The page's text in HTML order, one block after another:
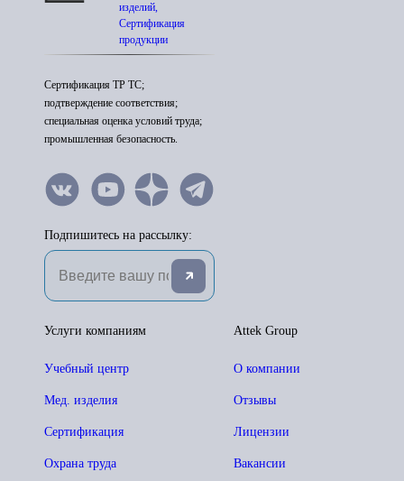
изделий,
Сертификация
продукции
Сертификация ТР ТС;
подтверждение соответствия;
специальная оценка условий труда;
промышленная безопасность.
Подпишитесь на рассылку:
Attek Group
О компании
Отзывы
Лицензии
Вакансии
Услуги компаниям
Учебный центр
Мед. изделия
Сертификация
Охрана труда